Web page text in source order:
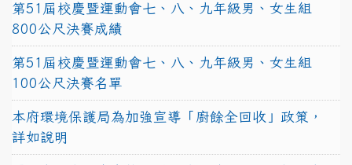
第51屆校慶暨運動會七、八、九年級男、女生組
800公尺決賽成績
第51屆校慶暨運動會七、八、九年級男、女生組
100公尺決賽名單
本府環境保護局為加強宣導「廚餘全回收」政策，
詳如說明